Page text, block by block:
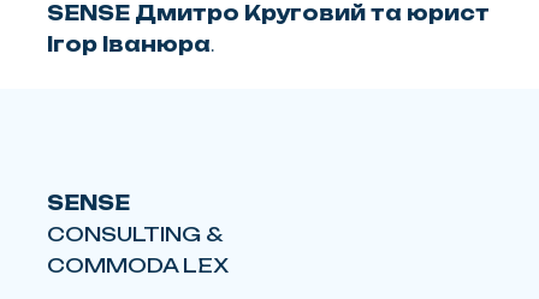
SENSE Дмитро Круговий та юрист
Ігор Іванюра.
SENSE
CONSULTING &
COMMODA LEX